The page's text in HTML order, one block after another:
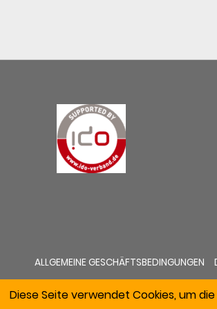
ALLGEMEINE GESCHÄFTSBEDINGUNGEN
Diese Seite verwendet Cookies, um